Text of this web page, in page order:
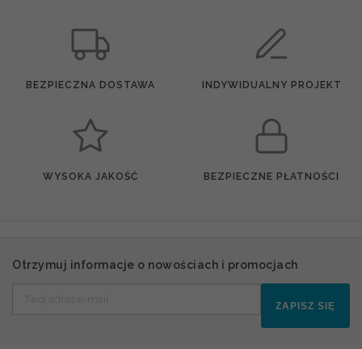
BEZPIECZNA DOSTAWA INDYWIDUALNY PROJEKT
WYSOKA JAKOŚĆ BEZPIECZNE PŁATNOŚCI
Otrzymuj informacje o nowościach i promocjach
ZAPISZ SIĘ